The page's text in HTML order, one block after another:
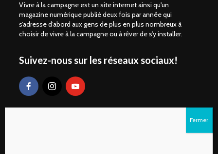
Vivre à la campagne est un site internet ainsi qu'un
magazine numérique publié deux fois par année qui
s’adresse d’abord aux gens de plus en plus nombreux à
choisir de vivre à la campagne ou à rêver de s’y installer.
Suivez-nous sur les réseaux sociaux!